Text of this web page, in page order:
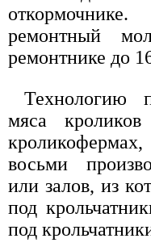
ремонтный
ремонтнике до
Технологию
мяса
восьми
или залов, из
под
под